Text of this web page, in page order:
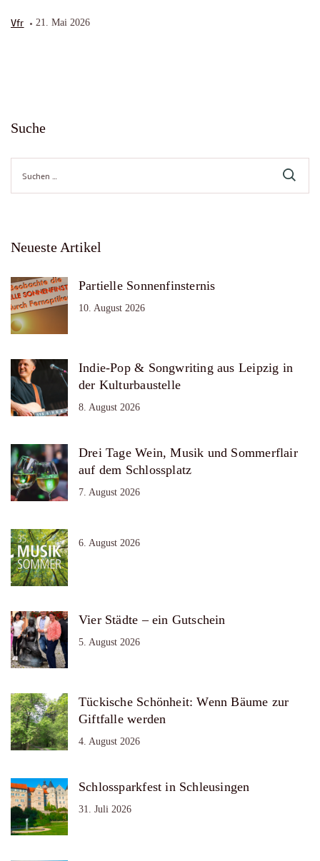
Vfr 21. Mai 2026
Suche
nach:
Neueste Artikel
Partielle Sonnenfinsternis
10. August 2026
Indie-Pop & Songwriting aus Leipzig in
der Kulturbaustelle
8. August 2026
Drei Tage Wein, Musik und Sommerflair
auf dem Schlossplatz
7. August 2026
6. August 2026
Vier Städte – ein Gutschein
5. August 2026
Tückische Schönheit: Wenn Bäume zur
Giftfalle werden
4. August 2026
Schlossparkfest in Schleusingen
31. Juli 2026